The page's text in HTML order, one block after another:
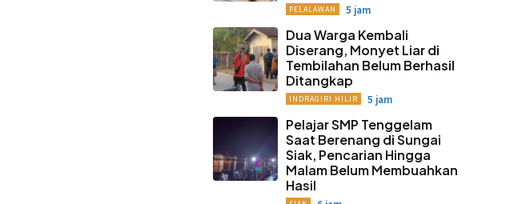
PELALAWAN 5 jam
Dua Warga Kembali
Diserang, Monyet Liar di
Tembilahan Belum Berhasil
Ditangkap
INDRAGIRI HILIR 5 jam
Pelajar SMP Tenggelam
Saat Berenang di Sungai
Siak, Pencarian Hingga
Malam Belum Membuahkan
Hasil